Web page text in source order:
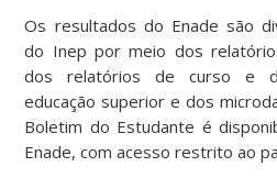
Os resultados do Enade são
do Inep por meio dos
dos relatórios de curso e
educação superior e dos
Boletim do Estudante é
Enade, com acesso restrito ao